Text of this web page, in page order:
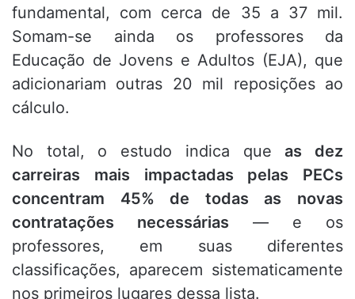
fundamental, com cerca de 35 a 37 mil.
Somam-se ainda os professores da
Educação de Jovens e Adultos (EJA), que
adicionariam outras 20 mil reposições ao
cálculo.
No total, o estudo indica que as dez
carreiras mais impactadas pelas PECs
concentram 45% de todas as novas
contratações necessárias — e os
professores, em suas diferentes
classificações, aparecem sistematicamente
nos primeiros lugares dessa lista.